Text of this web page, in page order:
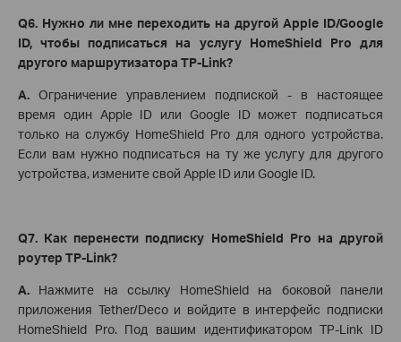
Q6. Нужно ли мне переходить на другой Apple ID/Google
ID, чтобы подписаться на услугу HomeShield Pro для
другого маршрутизатора TP-Link?
A. Ограничение управлением подпиской - в настоящее
время один Apple ID или Google ID может подписаться
только на службу HomeShield Pro для одного устройства.
Если вам нужно подписаться на ту же услугу для другого
устройства, измените свой Apple ID или Google ID.
Q7. Как перенести подписку HomeShield Pro на другой
роутер TP-Link?
A. Нажмите на ссылку HomeShield на боковой панели
приложения Tether/Deco и войдите в интерфейс подписки
HomeShield Pro. Под вашим идентификатором TP-Link ID